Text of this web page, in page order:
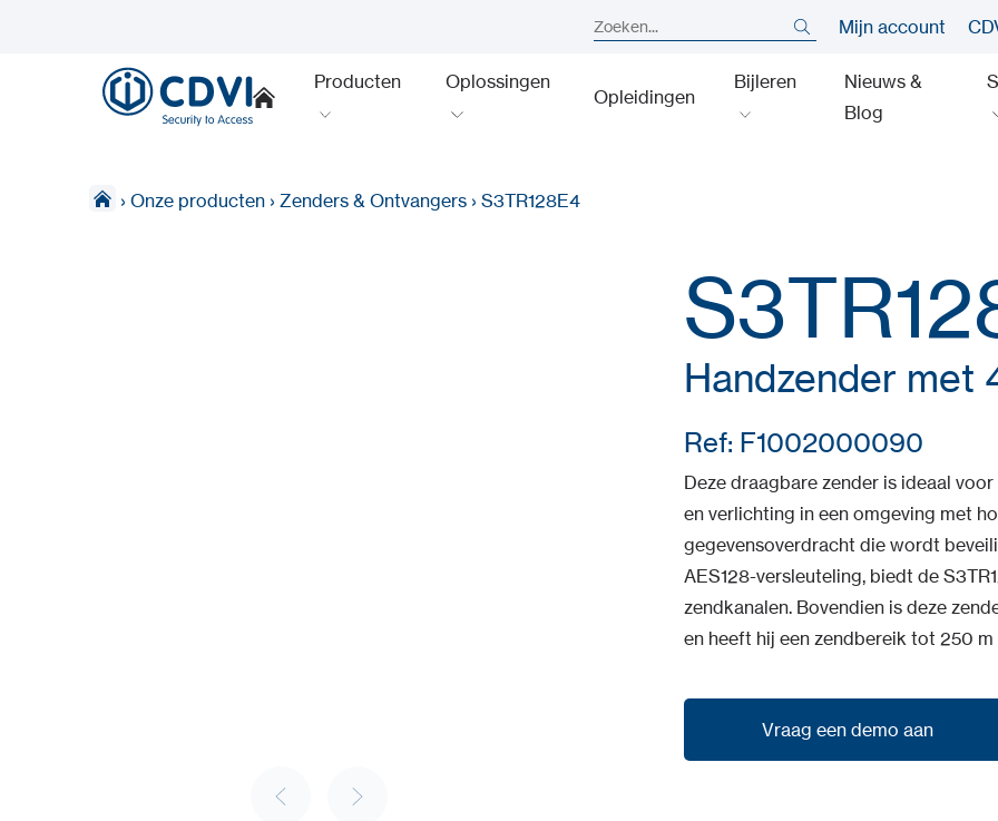
Mijn account
Producten Oplossingen
Opleidingen
Bijleren
Nieuws &
Blog
› Onze producten › Zenders & Ontvangers › S3TR128E4
Handzender met
Ref: F1002000090
Deze draagbare zender is ideaal
en verlichting in een omgeving met
gegevensoverdracht die wordt
AES128-versleuteling, biedt de
zendkanalen. Bovendien is deze
en heeft hij een zendbereik tot 250 m
Vraag een demo aan